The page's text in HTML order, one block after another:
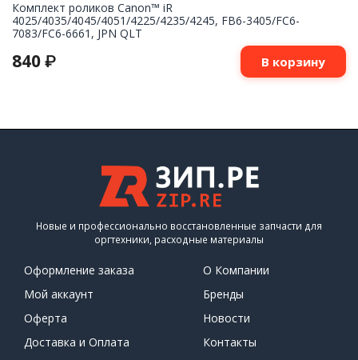
Комплект роликов Canon™ iR
4025/4035/4045/4051/4225/4235/4245, FB6-3405/FC6-
7083/FC6-6661, JPN QLT
840 ₽ В корзину
Новые и профессионально восстановленные запчасти для
оргтехники, расходные материалы
Оформление заказа
Мой аккаунт
Оферта
Доставка и Оплата
О Компании
Бренды
Новости
Контакты